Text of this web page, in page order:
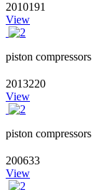
2010191
View
piston compressors
2013220
View
piston compressors
200633
View